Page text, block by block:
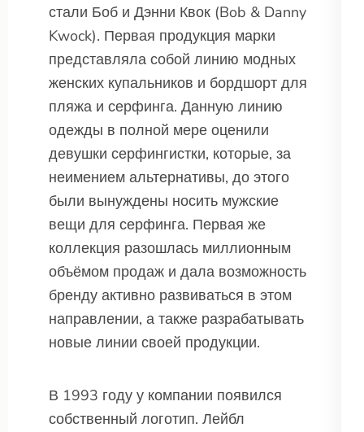
стали Боб и Дэнни Квок (Bob & Danny
Kwock). Первая продукция марки
представляла собой линию модных
женских купальников и бордшорт для
пляжа и серфинга. Данную линию
одежды в полной мере оценили
девушки серфингистки, которые, за
неимением альтернативы, до этого
были вынуждены носить мужские
вещи для серфинга. Первая же
коллекция разошлась миллионным
объёмом продаж и дала возможность
бренду активно развиваться в этом
направлении, а также разрабатывать
новые линии своей продукции.
В 1993 году у компании появился
собственный логотип. Лейбл